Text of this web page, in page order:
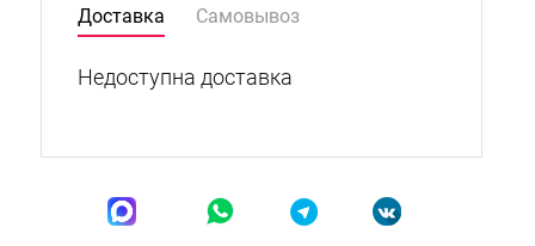
Доставка Самовывоз
Недоступна доставка